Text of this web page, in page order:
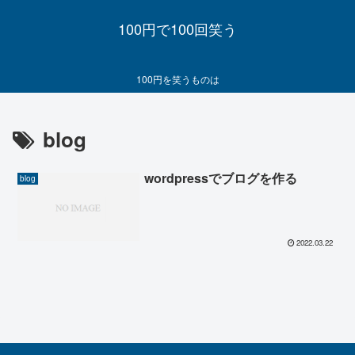
100円で100回笑う
100円を笑うものは
blog
blog wordpressでブログを作る
2022.03.22